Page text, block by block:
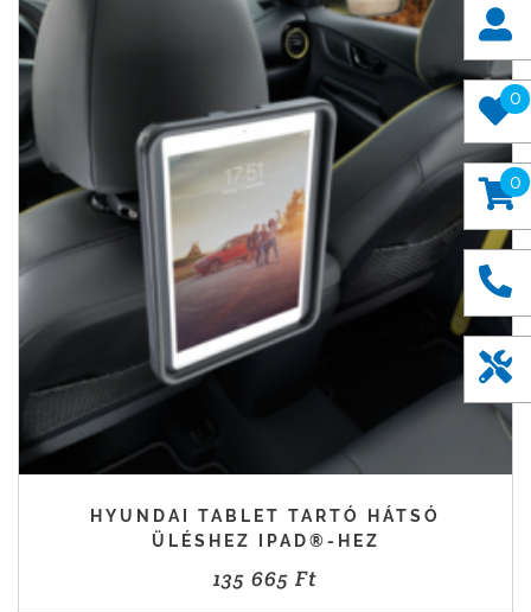
0
0
HYUNDAI TABLET TARTÓ HÁTSÓ
ÜLÉSHEZ IPAD®-HEZ
135 665 Ft